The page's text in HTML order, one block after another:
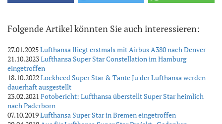
Folgende Artikel könnten Sie auch interessieren:
27.01.2025Lufthansa fliegt erstmals mit Airbus A380 nach Denver
21.10.2023Lufthansa Super Star Constellation im Hamburg
eingetroffen
18.10.2022Lockheed Super Star & Tante Ju der Lufthansa werden
dauerhaft ausgestellt
23.02.2021 Fotobericht: Lufthansa überstellt Super Star heimlich
nach Paderborn
07.10.2019Lufthansa Super Star in Bremen eingetroffen